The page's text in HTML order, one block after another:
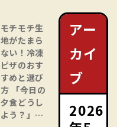
モチモチ生
地がたまら
ない！冷凍
ピザのおす
すめと選び
方 「今日の
夕食どうし
よう？」…
アー
カイ
ブ
2026